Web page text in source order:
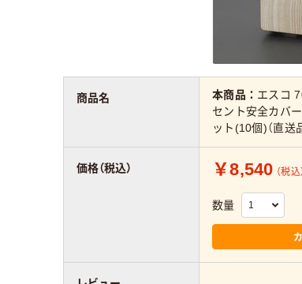
商品名 本商品： エスコ
セント安全カバ
ット(10個)（直送
価格（税込） ￥8,540 （税込
数量